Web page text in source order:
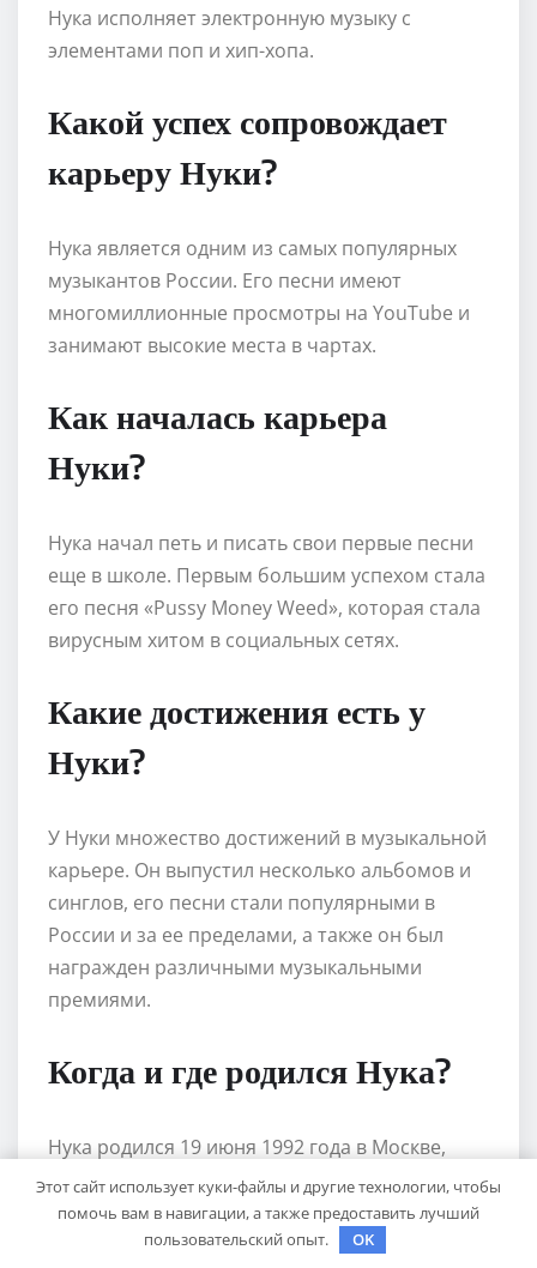
Нука исполняет электронную музыку с
элементами поп и хип-хопа.
Какой успех сопровождает
карьеру Нуки?
Нука является одним из самых популярных
музыкантов России. Его песни имеют
многомиллионные просмотры на YouTube и
занимают высокие места в чартах.
Как началась карьера
Нуки?
Нука начал петь и писать свои первые песни
еще в школе. Первым большим успехом стала
его песня «Pussy Money Weed», которая стала
вирусным хитом в социальных сетях.
Какие достижения есть у
Нуки?
У Нуки множество достижений в музыкальной
карьере. Он выпустил несколько альбомов и
синглов, его песни стали популярными в
России и за ее пределами, а также он был
награжден различными музыкальными
премиями.
Когда и где родился Нука?
Нука родился 19 июня 1992 года в Москве,
Россия.
Этот сайт использует куки-файлы и другие технологии, чтобы
помочь вам в навигации, а также предоставить лучший
пользовательский опыт.
OK